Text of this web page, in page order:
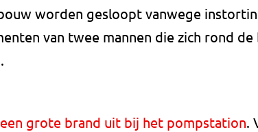
worden gesloopt vanwege
van twee mannen die zich rond de
grote brand uit bij het pompstation.